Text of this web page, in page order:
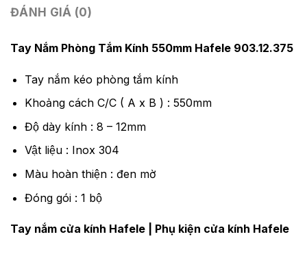
ĐÁNH GIÁ (0)
Tay Nắm Phòng Tắm Kính 550mm Hafele 903.12.375
Tay nắm kéo phòng tắm kính
Khoảng cách C/C ( A x B ) : 550mm
Độ dày kính : 8 – 12mm
Vật liệu : Inox 304
Màu hoàn thiện : đen mờ
Đóng gói : 1 bộ
Tay nắm cửa kính Hafele Phụ kiện cửa kính Hafele